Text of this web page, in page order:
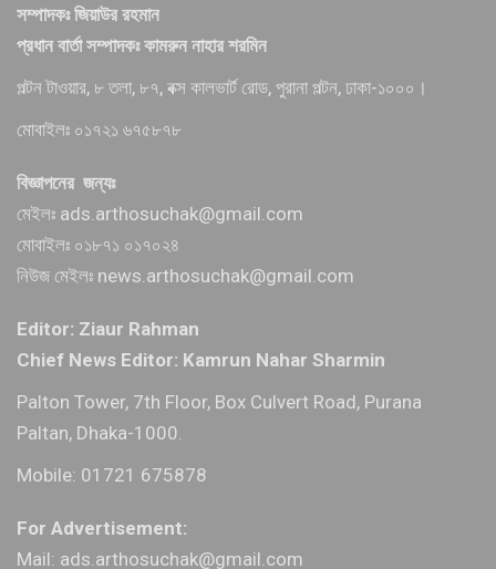
সম্পাদকঃ জিয়াউর রহমান
প্রধান বার্তা সম্পাদকঃ কামরুন নাহার শরমিন
পল্টন টাওয়ার, ৮ তলা, ৮৭, বক্স কালভার্ট রোড, পুরানা পল্টন, ঢাকা-১০০০।
মোবাইলঃ ০১৭২১ ৬৭৫৮৭৮
বিজ্ঞাপনের জন্যঃ
মেইলঃ ads.arthosuchak@gmail.com
মোবাইলঃ ০১৮৭১ ০১৭০২৪
নিউজ মেইলঃ news.arthosuchak@gmail.com
Editor: Ziaur Rahman
Chief News Editor: Kamrun Nahar Sharmin
Palton Tower, 7th Floor, Box Culvert Road, Purana
Paltan, Dhaka-1000.
Mobile: 01721 675878
For Advertisement:
Mail: ads.arthosuchak@gmail.com